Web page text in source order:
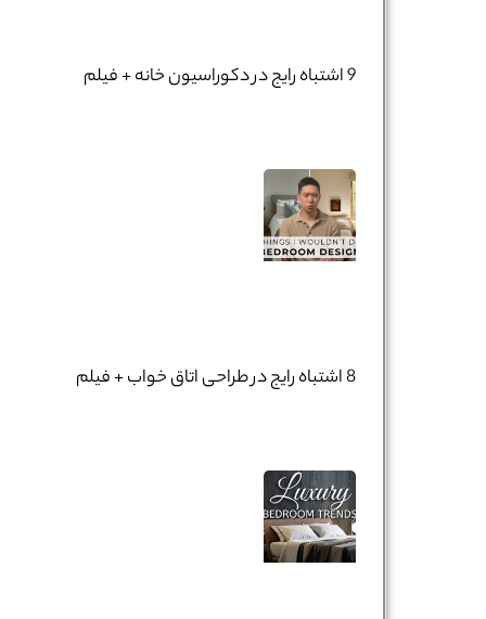
9 اشتباه رایج در دکوراسیون خانه + فیلم
8 اشتباه رایج در طراحی اتاق خواب + فیلم